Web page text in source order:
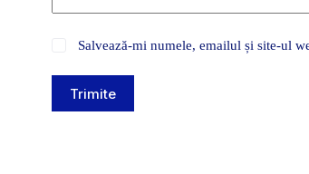
Salvează-mi numele, emailul și site-ul
Trimite